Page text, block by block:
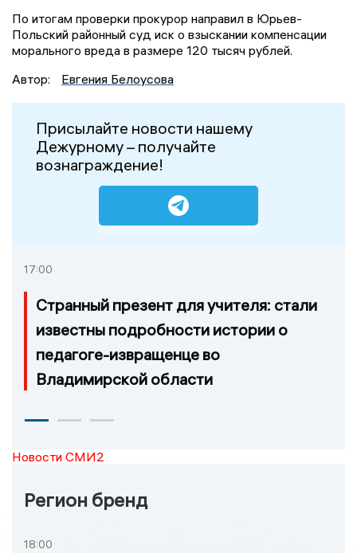
По итогам проверки прокурор направил в Юрьев-
Польский районный суд иск о взыскании компенсации
морального вреда в размере 120 тысяч рублей.
Автор:
Евгения Белоусова
Присылайте новости нашему
Дежурному – получайте
вознаграждение!
17:00
Странный презент для учителя: стали
известны подробности истории о
педагоге-извращенце во
Владимирской области
Новости СМИ2
Регион бренд
18:00